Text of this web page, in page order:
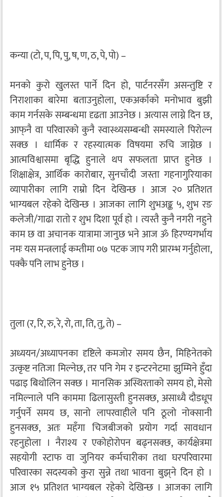
कन्या (टो, प, पि, पु, ष, ण, ठ, पे, पो) –
मनको कुरो खुलस्त पार्ने दिन हो, पार्टनरसँग असन्तुष्टि र
निराशाका बारेमा बताउनुहोला, एकअर्काको मनोभाव बुझी
काम गर्नसके सम्बन्धमा दृढता आउनेछ । अत्यास लाग्ने दिन छ,
आफ्‌नै वा परिवारको कुनै स्वास्थ्यसम्बन्धी समस्याले पिरोल्न
सक्छ । धार्मिक र रहस्यात्मक विषयमा रुचि जाग्नेछ ।
आत्मविश्वासमा बृद्धि हुनाले थप सफलता प्राप्त हुनेछ ।
शिक्षाक्षेत्र, आर्थिक कारोबार, सुनचाँदी जस्ता गहनागुरियाका
व्यापारीका लागि राम्रो दिन देखिन्छ । आज २० प्रतिशत
भाग्यबल रहेको देखिन्छ । आजका लागि शुभअङ्क ५, शुभ रङ
कलेजी/गाढा रातो र शुभ दिशा पूर्व हो । त्यस्तै कुनै नगरी नहुने
काम छ वा अचानक यात्रामा जानुछ भने आज ॐ हिरण्यगर्भाय
नमः यस मन्त्रलाई कम्तीमा ०७ पटक जाप गरी प्रारम्भ गर्नुहोला,
पक्कै पनि लाभ हुनेछ ।
तुला (र, रि, रु, रे, रो, ता, ति, तु, ते) –
अध्ययन/अध्यापनका दृष्टिले कमजोर समय छैन, मिहिनेतको
उत्कृष्ट नतिजा मिल्नेछ, तर पनि गेम र इन्टरनेटमा झुम्मिने हुँदा
पढाइ बिथोलिन सक्छ । मानसिक अस्थिरताको समय हो, मेसो
नमिल्नाले पनि काममा ढिलासुस्ती हुनसक्छ, असाध्यै दौडधूप
गर्नुपर्ने समय छ, सानो लापरवाहीले पनि ठूलो नोक्सानी
हुनसक्छ, अतः महँगा चिजबीजको प्रयोग गर्दा सावधान
रहनुहोला । नैराश्य र एकोहोरोपन बढ्नसक्छ, कार्यक्षेत्रमा
सहयोगी स्टाफ वा जुनियर कर्मचारीका तथा घरपरिवारमा
परिवारका सदस्यको कुरा सुन्ने तथा भावना बुझ्‌ने दिन हो ।
आज १५ प्रतिशत भाग्यबल रहेको देखिन्छ । आजका लागि